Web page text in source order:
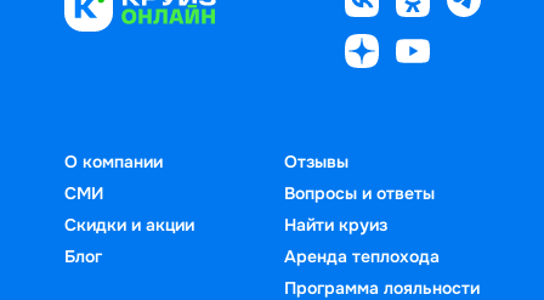
О компании
СМИ
Скидки и акции
Блог
Отзывы
Вопросы и ответы
Найти круиз
Аренда теплохода
Программа лояльности